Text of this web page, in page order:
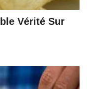
Vérité Sur